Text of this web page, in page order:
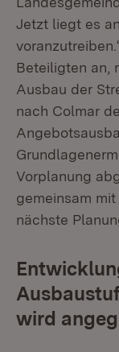
Jetzt liegt es
Beteiligten an,
Ausbau der
nach Colmar
Vorplanung
gemeinsam
nächste
wird